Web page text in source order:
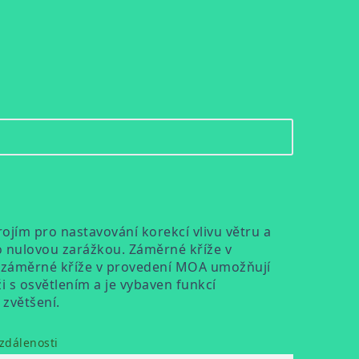
pro nastavování korekcí vlivu větru a
zarážkou. Záměrné kříže v
kříže v provedení MOA umožňují
s osvětlením a je vybaven funkcí